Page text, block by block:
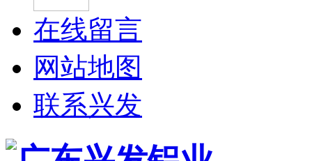
在线留言
网站地图
联系兴发